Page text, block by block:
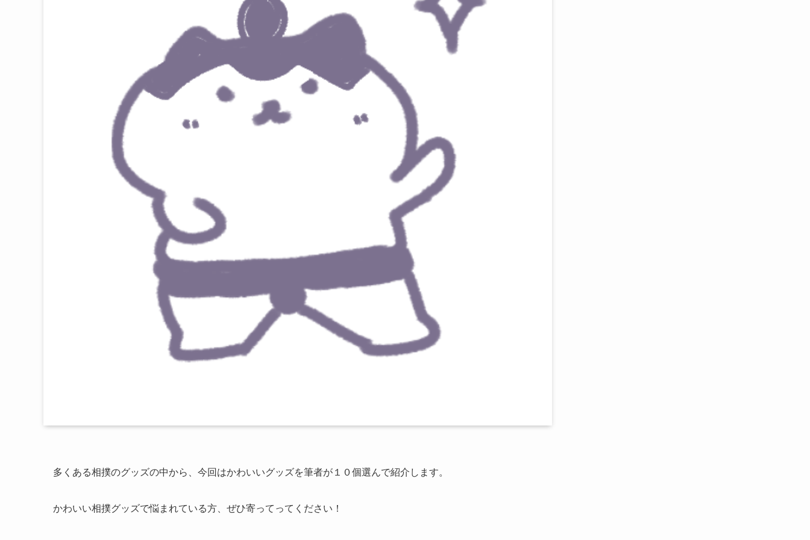
多くある相撲のグッズの中から、今回はかわいいグッズを筆者が１０個選んで紹介します。
かわいい相撲グッズで悩まれている方、ぜひ寄ってってください！